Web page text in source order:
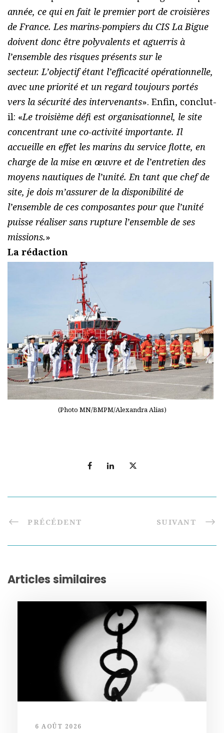
année, ce qui en fait le premier port de croisières
de France. Les marins-pompiers du CIS La Bigue
doivent donc être polyvalents et aguerris à
l’ensemble des risques présents sur le
secteur. L’objectif étant l’efficacité opérationnelle,
avec une priorité et un regard toujours portés
vers la sécurité des intervenants». Enfin, conclut-
il: «Le troisième défi est organisationnel, le site
concentrant une co-activité importante. Il
accueille en effet les marins du service flotte, en
charge de la mise en œuvre et de l’entretien des
moyens nautiques de l’unité. En tant que chef de
site, je dois m’assurer de la disponibilité de
l’ensemble de ces composantes pour que l’unité
puisse réaliser sans rupture l’ensemble de ses
missions.»
La rédaction
(Photo MN/BMPM/Alexandra Alias)
PRÉCÉDENT SUIVANT
Articles similaires
6 AOÛT 2026